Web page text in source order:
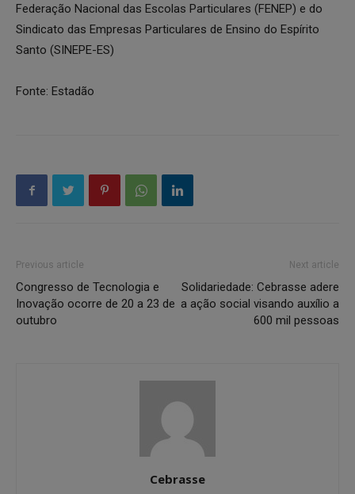
Federação Nacional das Escolas Particulares (FENEP) e do
Sindicato das Empresas Particulares de Ensino do Espírito
Santo (SINEPE-ES)
Fonte: Estadão
Previous article
Congresso de Tecnologia e
Inovação ocorre de 20 a 23 de
outubro
Next article
Solidariedade: Cebrasse adere
a ação social visando auxílio a
600 mil pessoas
Cebrasse